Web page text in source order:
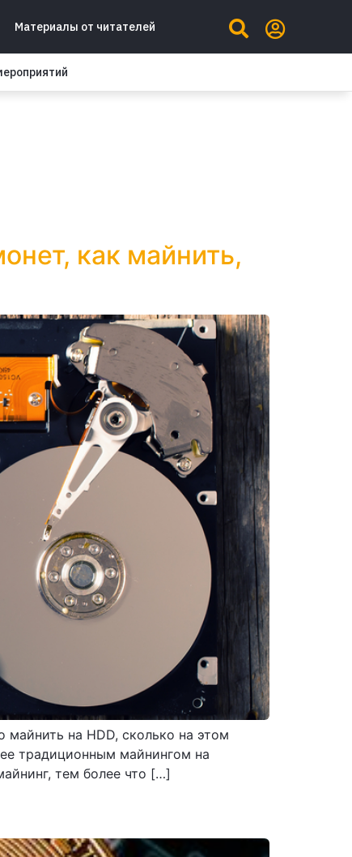
Материалы от читателей
как майнить,
на HDD, сколько на этом
традиционным майнингом на
тем более что […]